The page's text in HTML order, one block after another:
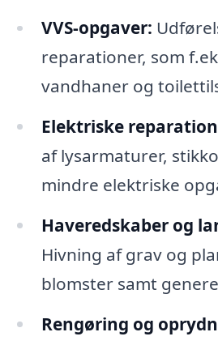
VVS-opgaver:
reparationer, som
vandhaner og
Elektriske
af lysarmaturer,
mindre elektriske
Haveredskaber og
Hivning af grav og
blomster samt
Rengøring og